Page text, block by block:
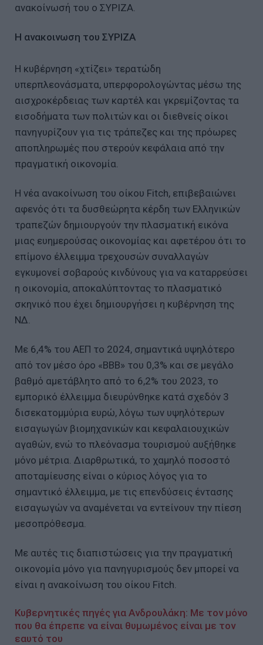
ανακοίνωσή του ο ΣΥΡΙΖΑ.
Η ανακοινωση του ΣΥΡΙΖΑ
Η κυβέρνηση «χτίζει» τερατώδη
υπερπλεονάσματα, υπερφορολογώντας μέσω της
αισχροκέρδειας των καρτέλ και γκρεμίζοντας τα
εισοδήματα των πολιτών και οι διεθνείς οίκοι
πανηγυρίζουν για τις τράπεζες και της πρόωρες
αποπληρωμές που στερούν κεφάλαια από την
πραγματική οικονομία.
Η νέα ανακοίνωση του οίκου Fitch, επιβεβαιώνει
αφενός ότι τα δυσθεώρητα κέρδη των Ελληνικών
τραπεζών δημιουργούν την πλασματική εικόνα
μιας ευημερούσας οικονομίας και αφετέρου ότι το
επίμονο έλλειμμα τρεχουσών συναλλαγών
εγκυμονεί σοβαρούς κινδύνους για να καταρρεύσει
η οικονομία, αποκαλύπτοντας το πλασματικό
σκηνικό που έχει δημιουργήσει η κυβέρνηση της
ΝΔ.
Με 6,4% του ΑΕΠ το 2024, σημαντικά υψηλότερο
από τον μέσο όρο «BBB» του 0,3% και σε μεγάλο
βαθμό αμετάβλητο από το 6,2% του 2023, το
εμπορικό έλλειμμα διευρύνθηκε κατά σχεδόν 3
δισεκατομμύρια ευρώ, λόγω των υψηλότερων
εισαγωγών βιομηχανικών και κεφαλαιουχικών
αγαθών, ενώ το πλεόνασμα τουρισμού αυξήθηκε
μόνο μέτρια. Διαρθρωτικά, το χαμηλό ποσοστό
αποταμίευσης είναι ο κύριος λόγος για το
σημαντικό έλλειμμα, με τις επενδύσεις έντασης
εισαγωγών να αναμένεται να εντείνουν την πίεση
μεσοπρόθεσμα.
Με αυτές τις διαπιστώσεις για την πραγματική
οικονομία μόνο για πανηγυρισμούς δεν μπορεί να
είναι η ανακοίνωση του οίκου Fitch.
Κυβερνητικές πηγές για Ανδρουλάκη: Με τον μόνο
που θα έπρεπε να είναι θυμωμένος είναι με τον
εαυτό του